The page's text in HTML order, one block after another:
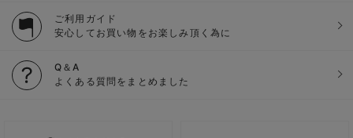
ご利用ガイド
安心してお買い物をお楽しみ頂く為に
Q＆A
よくある質問をまとめました